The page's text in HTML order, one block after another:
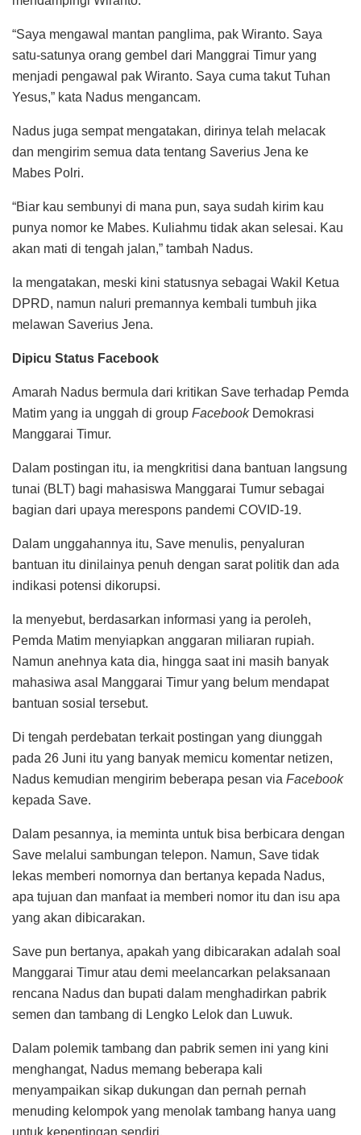
“Saya mengawal mantan panglima, pak Wiranto. Saya
satu-satunya orang gembel dari Manggrai Timur yang
menjadi pengawal pak Wiranto. Saya cuma takut Tuhan
Yesus,” kata Nadus mengancam.
Nadus juga sempat mengatakan, dirinya telah melacak
dan mengirim semua data tentang Saverius Jena ke
Mabes Polri.
“Biar kau sembunyi di mana pun, saya sudah kirim kau
punya nomor ke Mabes. Kuliahmu tidak akan selesai. Kau
akan mati di tengah jalan,” tambah Nadus.
Ia mengatakan, meski kini statusnya sebagai Wakil Ketua
DPRD, namun naluri premannya kembali tumbuh jika
melawan Saverius Jena.
Dipicu Status Facebook
Amarah Nadus bermula dari kritikan Save terhadap Pemda
Matim yang ia unggah di group FacebookDemokrasi
Manggarai Timur.
Dalam postingan itu, ia mengkritisi dana bantuan langsung
tunai (BLT) bagi mahasiswa Manggarai Tumur sebagai
bagian dari upaya merespons pandemi COVID-19.
Dalam unggahannya itu, Save menulis, penyaluran
bantuan itu dinilainya penuh dengan sarat politik dan ada
indikasi potensi dikorupsi.
Ia menyebut, berdasarkan informasi yang ia peroleh,
Pemda Matim menyiapkan anggaran miliaran rupiah.
Namun anehnya kata dia, hingga saat ini masih banyak
mahasiwa asal Manggarai Timur yang belum mendapat
bantuan sosial tersebut.
Di tengah perdebatan terkait postingan yang diunggah
pada 26 Juni itu yang banyak memicu komentar netizen,
Nadus kemudian mengirim beberapa pesan via Facebook
kepada Save.
Dalam pesannya, ia meminta untuk bisa berbicara dengan
Save melalui sambungan telepon. Namun, Save tidak
lekas memberi nomornya dan bertanya kepada Nadus,
apa tujuan dan manfaat ia memberi nomor itu dan isu apa
yang akan dibicarakan.
Save pun bertanya, apakah yang dibicarakan adalah soal
Manggarai Timur atau demi meelancarkan pelaksanaan
rencana Nadus dan bupati dalam menghadirkan pabrik
semen dan tambang di Lengko Lelok dan Luwuk.
Dalam polemik tambang dan pabrik semen ini yang kini
menghangat, Nadus memang beberapa kali
menyampaikan sikap dukungan dan pernah pernah
menuding kelompok yang menolak tambang hanya uang
untuk kepentingan sendiri.